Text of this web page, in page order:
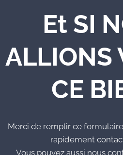
Et SI
ALLIONS
CE
Merci de remplir ce
rapidement
Vous pouvez aussi nous